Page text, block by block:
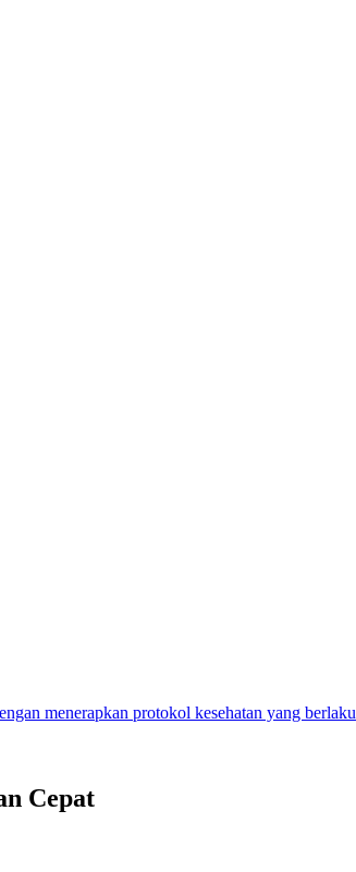
menerapkan protokol kesehatan yang berlaku
Cepat